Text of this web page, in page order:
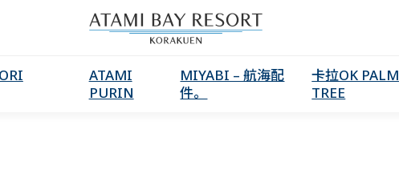
ATAMI
PURIN
MIYABI – 航海配
件。
卡拉OK PALM
TREE